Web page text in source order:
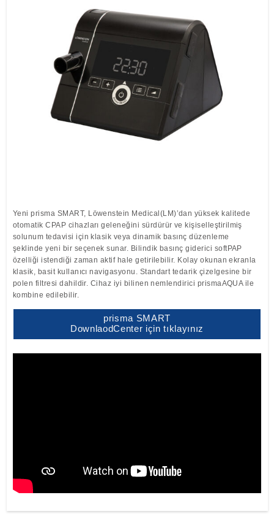
Löwenstein Medical Manufacturing
Löwenstein Medical Technology
Löwenstein Medical Innovation
Yeni prisma SMART, Löwenstein Medical(LM)’dan yüksek kalitede
otomatik CPAP cihazları geleneğini sürdürür ve kişiselleştirilmiş
solunum tedavisi için klasik veya dinamik basınç düzenleme
şeklinde yeni bir seçenek sunar. Bilindik basınç giderici softPAP
özelliği istendiği zaman aktif hale getirilebilir. Kolay okunan ekranla
klasik, basit kullanıcı navigasyonu. Standart tedarik çizelgesine bir
polen filtresi dahildir. Cihaz iyi bilinen nemlendirici prismaAQUA ile
kombine edilebilir.
prisma SMART
DownlaodCenter için tıklayınız